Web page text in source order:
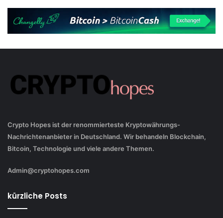
Crypto Hopes ist der renommierteste Kryptowährungs-
Nachrichtenanbieter in Deutschland. Wir behandeln Blockchain,
Bitcoin, Technologie und viele andere Themen.
Admin@cryptohopes.com
kürzliche Posts